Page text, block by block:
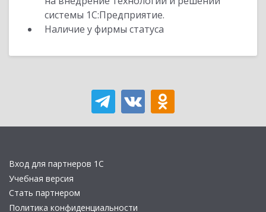
системы 1С:Предприятие.
Наличие у фирмы статуса
Вход для партнеров 1С
Учебная версия
Стать партнером
Политика конфиденциальности